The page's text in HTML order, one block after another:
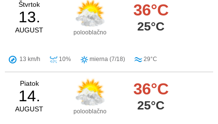
Štvrtok
13.
AUGUST polooblačno
36°C
25°C
13 km/h 10% mierna (7/18) 29°C
Piatok
14.
AUGUST polooblačno
36°C
25°C